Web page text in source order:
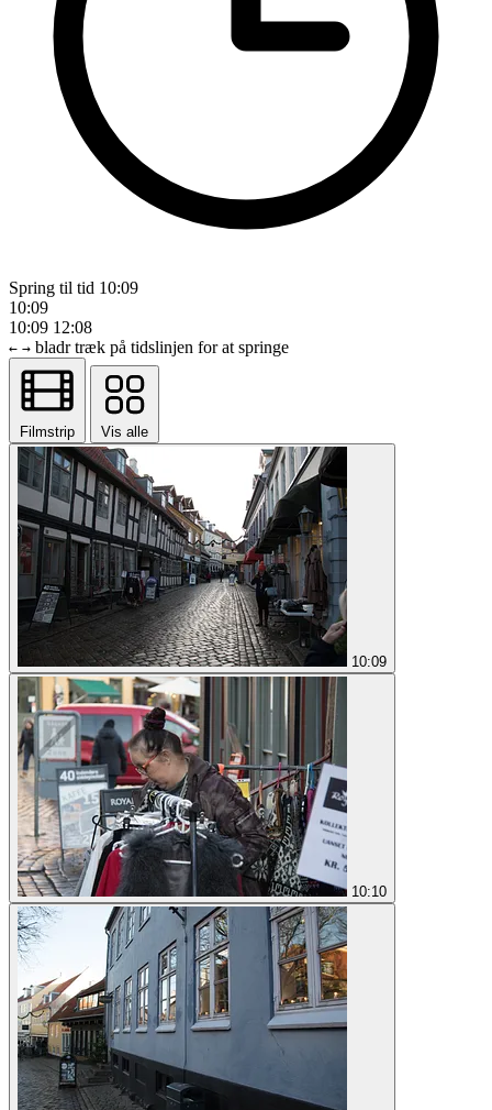
Spring til tid 10:09
10:09
10:09 12:08
← → bladr træk på tidslinjen for at springe
Filmstrip Vis alle
10:09
10:10